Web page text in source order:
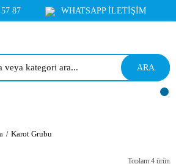
87 WHATSAPP İLETİŞİM
ARA
Karot Grubu
Toplam 4 ürün